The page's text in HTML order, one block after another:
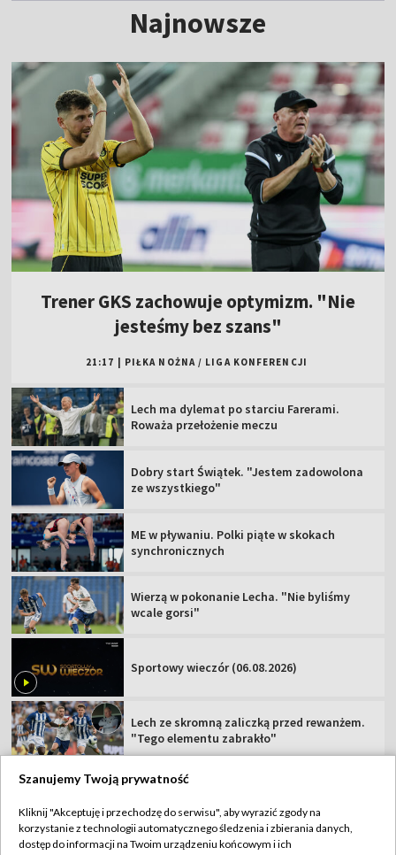
Najnowsze
Trener GKS zachowuje optymizm. "Nie
jesteśmy bez szans"
21:17 PIŁKA NOŻNA / LIGA KONFERENCJI
Lech ma dylemat po starciu Farerami.
Roważa przełożenie meczu
Dobry start Świątek. "Jestem zadowolona
ze wszystkiego"
ME w pływaniu. Polki piąte w skokach
synchronicznych
Wierzą w pokonanie Lecha. "Nie byliśmy
wcale gorsi"
Sportowy wieczór (06.08.2026)
Lech ze skromną zaliczką przed rewanżem.
"Tego elementu zabrakło"
TVP
Szanujemy Twoją prywatność
Kliknij "Akceptuję i przechodzę do serwisu", aby wyrazić zgody na
korzystanie z technologii automatycznego śledzenia i zbierania danych,
dostęp do informacji na Twoim urządzeniu końcowym i ich